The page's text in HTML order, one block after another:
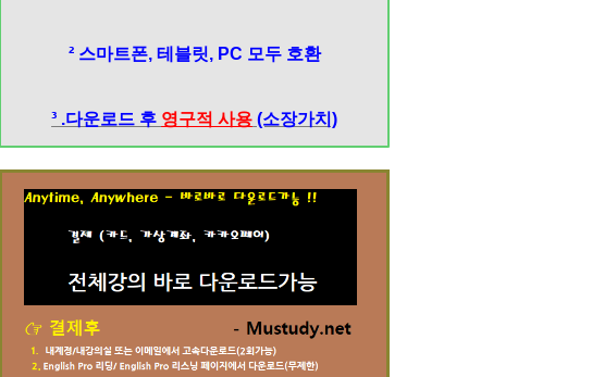
² 스마트폰, 테블릿, PC 모두 호환
³ .다운로드 후 영구적 사용 (소장가치)